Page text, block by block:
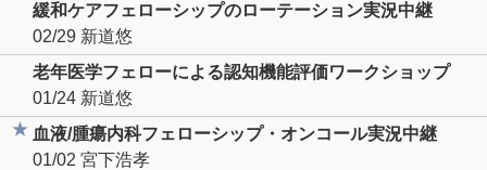
緩和ケアフェローシップのローテーション実況中継
02/29 新道悠
老年医学フェローによる認知機能評価ワークショップ
01/24 新道悠
血液/腫瘍内科フェローシップ・オンコール実況中継
01/02 宮下浩孝